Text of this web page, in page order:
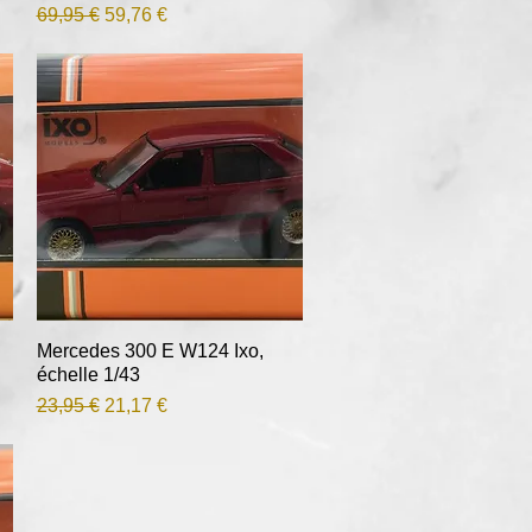
Prix original
69,95 € Prix promotionnel
59,76 €
Aperçu rapide
Mercedes 300 E W124 Ixo,
échelle 1/43
Prix original
23,95 € Prix promotionnel
21,17 €